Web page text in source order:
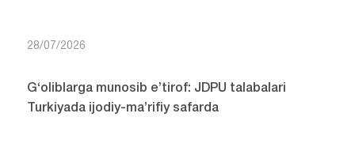
28/07/2026
G‘oliblarga munosib e’tirof: JDPU talabalari
Turkiyada ijodiy-ma’rifiy safarda